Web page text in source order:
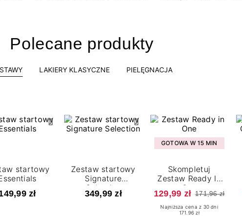
Polecane produkty
LAKIERY KLASYCZNE PIELĘGNACJA
startowy
zł
Zestaw startowy
Signature
Selection
349,99 zł
GOTOWA W 15 MIN
Skompletuj
Zestaw Ready In
One
129,99 zł 171,96 zł
Najniższa cena z 30 dni
171.96 zł